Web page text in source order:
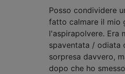
Posso condividere
fatto calmare il mio
l'aspirapolvere. Era
spaventata / odiata
sorpresa davvero,
dopo che ho